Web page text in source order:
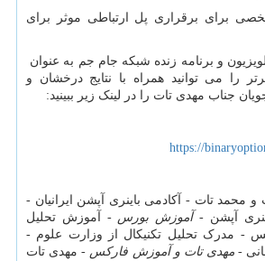
برای برقراری پل ارتباطی موثر برای
و برنامه زنده شبکه جام جم به عنوان
را می توانید همراه با نتایج درخشان و
جناب مهدی تات را در لینک زیر ببینید:
https://
محمد تات - آکادمی باینری آپشن ایرانیان -
آپشن -آموزش بورس - آموزش تحلیل
- مدرک تحلیل تکنیکال از وزارت علوم -
- مهدی تات و آموزش فارکس - مهدی تات